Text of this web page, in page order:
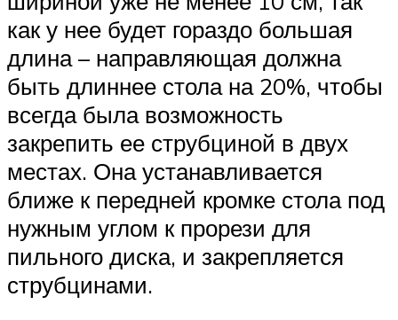
как у нее будет гораздо большая
длина – направляющая должна
быть длиннее стола на 20%, чтобы
всегда была возможность
закрепить ее струбциной в двух
местах. Она устанавливается
ближе к передней кромке стола под
нужным углом к прорези для
пильного диска, и закрепляется
струбцинами.